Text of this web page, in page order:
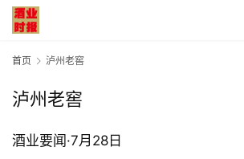
首页 泸州老窖
泸州老窖
酒业要闻·7月28日